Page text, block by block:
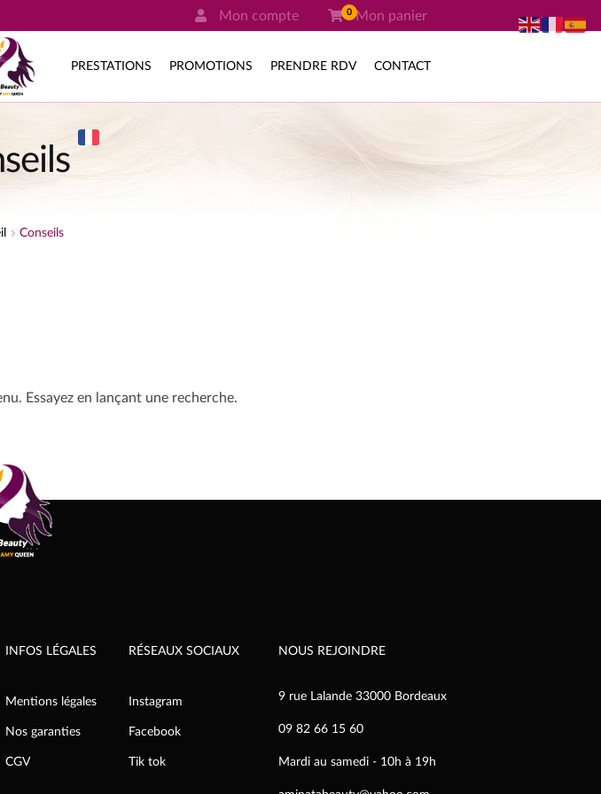
Mon compte 0 Mon panier
PRESTATIONS PROMOTIONS PRENDRE RDV CONTACT
Conseils
Essayez en lançant une recherche.
INFOS LÉGALES
Mentions légales
Nos garanties
CGV
RÉSEAUX SOCIAUX
Instagram
Facebook
Tik tok
NOUS REJOINDRE
9 rue Lalande 33000 Bordeaux
09 82 66 15 60
Mardi au samedi - 10h à 19h